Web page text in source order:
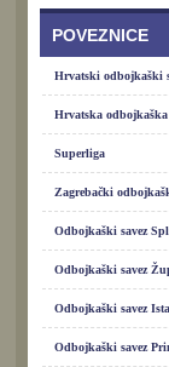
POVEZNICE
Hrvatski odbojkaški
Hrvatska odbojkaška
Superliga
Zagrebački
Odbojkaški savez
Odbojkaški savez
Odbojkaški savez
Odbojkaški savez